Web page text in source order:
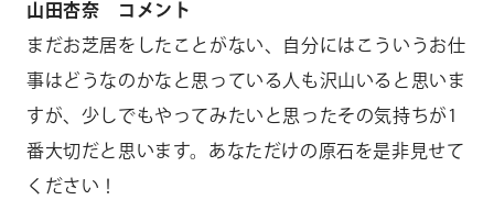
山田杏奈 コメント
まだお芝居をしたことがない、自分にはこういうお仕
事はどうなのかなと思っている人も沢山いると思いま
すが、少しでもやってみたいと思ったその気持ちが1
番大切だと思います。あなただけの原石を是非見せて
ください！